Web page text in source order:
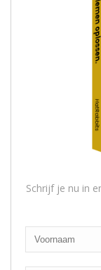
Schrijf je nu in